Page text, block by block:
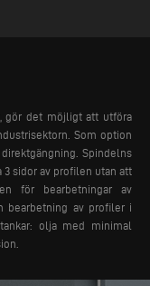
gör det möjligt att utföra
Som option
Spindelns
sidor av profilen utan att
för bearbetningar av
bearbetning av profiler i
olja med minimal